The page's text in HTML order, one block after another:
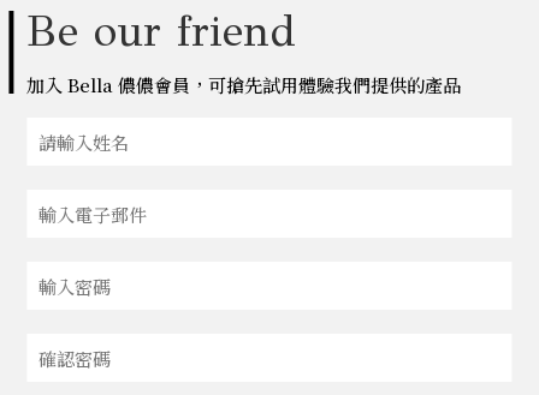
Be our friend
加入 Bella 儂儂會員，可搶先試用體驗我們提供的產品